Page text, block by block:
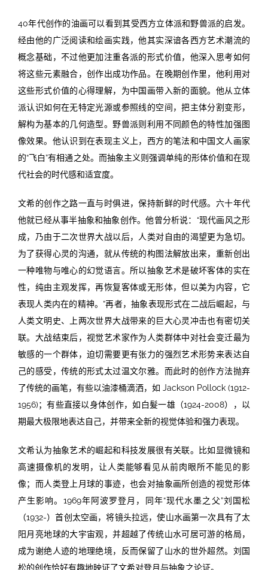
40年代创作的油画可以看到其受西方立体派和野兽派的启发。
经由他的广泛阅读和绘画实践，他其实深谙各西方艺术潮流的
概念基础，不过他更加注重各派的形式价值，他深入思考如何
将这些元素融合，创作出成功作品。在晚期创作里，他利用对
这些形式价值的心得理解，为中国画带入新的面貌。他从立体
派认识如何在无特定光源或参照线的空间，把主体分割变形，
解构为基本的几何造型。野兽派则利用不同颜色的特性加强图
像效果。他认识到在表现主义上，西方的笔法和中国文人画家
的“飞白”有相通之处。而抽象主义则强调单纯的形体价值和在现
代社会的时代感和适宜度。
文希的创作之路一直与时俱进，保持新鲜的时代感。六十年代
他就已经从事半抽象和抽象创作。他曾分析说：“现代画风之形
成，乃由于二次世界大战以后，人类对自由的渴望更为急切。
为了获得心灵的沟通，就从传统的构图法解放出来，重新创出
一种唯物与唯心的幻觉语言。所以抽象艺术是破坏客体的实在
性，纯由主观发挥，再恢复客体或无形体，但以美为内容，它
表现人类内在的精神。”再者，抽象表现形式在二战后崛起，与
人类文明史、上两次世界大战带来的巨大心灵冲击也有密切关
联。大战结束后，视觉艺术家作为人类群体中对社会变迁最为
敏感的一个群体，迫切需要更有张力的强烈艺术形势来表达自
己的感受，传统的形式太过温文尔雅。而此时的创作方法抛弃
了传统的画笔，有些以油漆桶滴洒，如 Jackson Pollock (1912-
1956)；有些直接以身体创作，如白髮一雄（1924-2008），以
期最大极限地表达自己，并带来全新的视觉体验和强力表现。
文希认为抽象艺术的崛起和科技发展很有关联。比如显微镜和
高速摄像机的发明，让人类能够看见从前肉眼所不能见的影
像；而人类登上月球的事迹，也会对抽象画所创造的视觉形体
产生影响。1969年阿波罗登月，同年“现代水墨之父”刘国松
（1932-）首创太空画，将镜头拉远，使山水画第一次具有了太
阳月亮地球的大宇宙观，并超越了传统山水可居可游的格局，
成为谢绝人迹的地理绝境，反而保留了山水的世外超然。刘国
松的创作恰好有趣地映证了文希对登月与抽象之论证。